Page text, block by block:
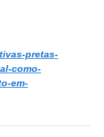
pretas-
como-
em-